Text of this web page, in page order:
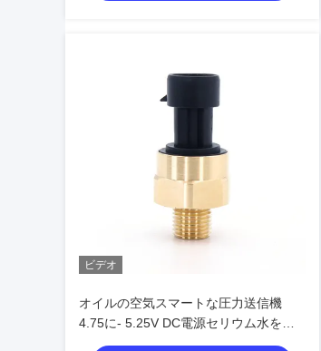
ビデオ
オイルの空気スマートな圧力送信機
4.75に- 5.25V DC電源セリウム水をま
いて下さい